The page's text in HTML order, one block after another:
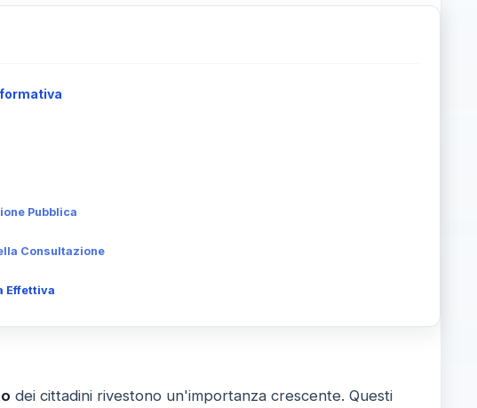
Pubblica
Consultazione
Effettiva
dei cittadini rivestono un'importanza crescente. Questi